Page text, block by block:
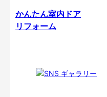
かんたん室内ドア
リフォーム